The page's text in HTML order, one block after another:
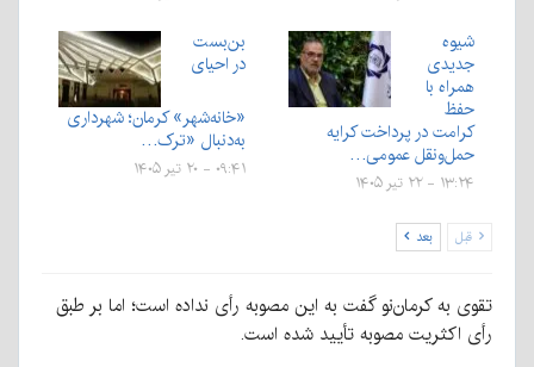
شیوه
جدیدی
همراه با
حفظ
کرامت در پرداخت کرایه
حمل‌ونقل عمومی…
۱۳:۲۴ - ۲۲ تیر ۱۴۰۵
بن‌بست
در احیای
«خانه‌شهر» کرمان؛ شهرداری
به‌دنبال «ترک…
۰۹:۴۱ - ۲۰ تیر ۱۴۰۵
قبل بعد
تقوی به کرمان‌نو گفت به این مصوبه رأی نداده است؛ اما بر طبق
رأی اکثریت مصوبه تأیید شده است.